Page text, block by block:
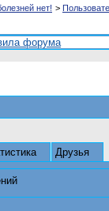
нет! >
форума
Друзья